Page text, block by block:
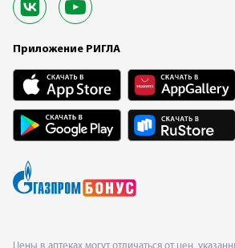
Приложение РИГЛА